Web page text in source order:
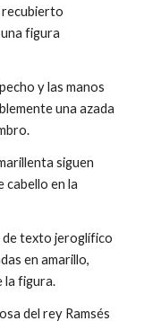
recubierto
figura
y las manos
una azada
siguen
cabello en la
texto jeroglífico
en amarillo,
la figura.
del rey Ramsés